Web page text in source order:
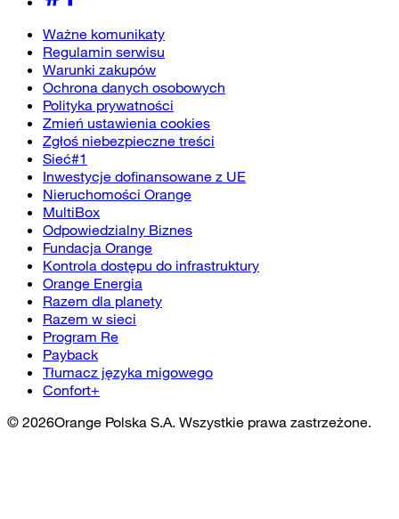
Ważne komunikaty
Regulamin serwisu
Warunki zakupów
Ochrona danych osobowych
Polityka prywatności
Zmień ustawienia cookies
Zgłoś niebezpieczne treści
Sieć#1
Inwestycje dofinansowane z UE
Nieruchomości Orange
MultiBox
Odpowiedzialny Biznes
Fundacja Orange
Kontrola dostępu do infrastruktury
Orange Energia
Razem dla planety
Razem w sieci
Program Re
Payback
Tłumacz języka migowego
Confort+
© 2026Orange Polska S.A. Wszystkie prawa zastrzeżone.